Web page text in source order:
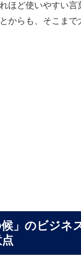
ほど使いやすい
からも、そこまで
候」のビジ